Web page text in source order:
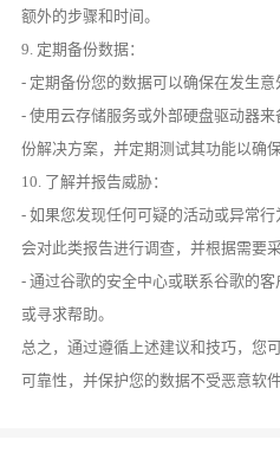
额外的步骤和时间。
9. 定期备份数据：
- 定期备份您的数据可以确保在发生意
- 使用云存储服务或外部硬盘驱动器
份解决方案，并定期测试其功能以确
10. 了解并报告威胁：
- 如果您发现任何可疑的活动或异常
会对此类报告进行调查，并根据需要
- 通过谷歌的安全中心或联系谷歌的
或寻求帮助。
总之，通过遵循上述建议和技巧，您
可靠性，并保护您的数据不受恶意软